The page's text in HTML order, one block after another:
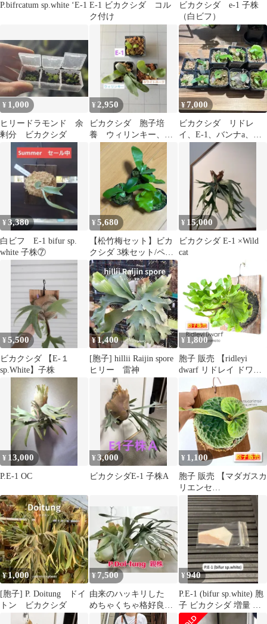
P.bifrcatum sp.white ‘E-1 E-1 ビカクシダ コル
ク付け
ビカクシダ e-1 子株
（白ビフ）
¥ 1,000
ヒリードラモンド 余
剰分 ビカクシダ
¥ 2,950
ビカクシダ 胞子培
養 ウィリンキー、ホ
ワイトホーク、E-1
¥7,000
ビカクシダ リドレ
イ、E-1、バンナa、ホ
ワイトギズモ バラ売
¥3,380
白ビフ E-1 bifur sp.
white 子株⑦
¥5,680
【松竹梅セット】ビカ
クシダ 3株セット/ペガ
サス/E-1/コロナリウム
¥ 15,000
ビカクシダ E-1 ×Wild
cat
¥5,500
ビカクシダ 【E-１
sp.White】子株
¥1,400
[胞子] hillii Raijin spore
ヒリー 雷神
¥ 1,800
胞子 販売 【ridleyi
dwarf リドレイ ドワー
フ】 胞子培養 ビカクシ
ダ スポア spore 1パック
【ジフィー2回分ほど】
約0.1ml 入り
¥ 13,000
P.E-1 OC
¥3,000
ビカクシダE-1 子株A
¥ 1,100
胞子 販売 【マダガスカ
リエンセ
madagascariense】 胞子
培養 ビカクシダ スポア
spore 1パック 【ジフィ
ー2回分ほど】約0.1ml
入り
¥1,000
[胞子] P. Doitung ドイ
トン ビカクシダ
¥7,500
由来のハッキリした
めちゃくちゃ格好良
い ドイトン株 安心
¥940
P.E-1 (bifur sp.white) 胞
子 ビカクシダ 増量 白
ビフ